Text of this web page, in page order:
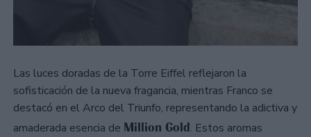
Las luces doradas de la Torre Eiffel reflejaron la
sofisticación de la nueva fragancia, mientras Franco se
destacó en el Arco del Triunfo, representando la adictiva y
amaderada esencia de Million Gold. Estos aromas